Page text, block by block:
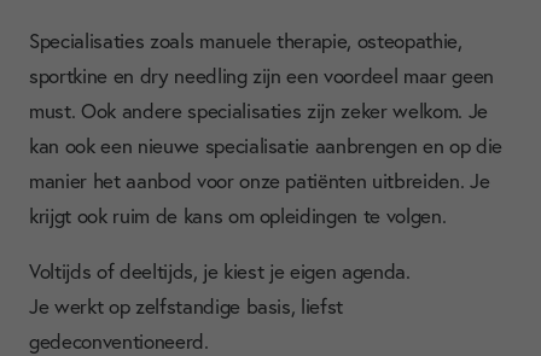
Specialisaties zoals manuele therapie, osteopathie,
sportkine en dry needling zijn een voordeel maar geen
must. Ook andere specialisaties zijn zeker welkom. Je
kan ook een nieuwe specialisatie aanbrengen en op die
manier het aanbod voor onze patiënten uitbreiden. Je
krijgt ook ruim de kans om opleidingen te volgen.
Voltijds of deeltijds, je kiest je eigen agenda.
Je werkt op zelfstandige basis, liefst
gedeconventioneerd.